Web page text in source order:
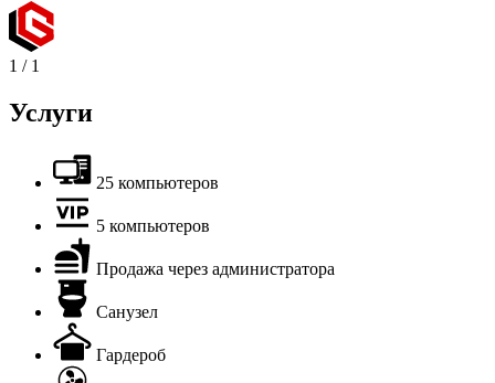
1 / 1
Услуги
25 компьютеров
5 компьютеров
Продажа через администратора
Санузел
Гардероб